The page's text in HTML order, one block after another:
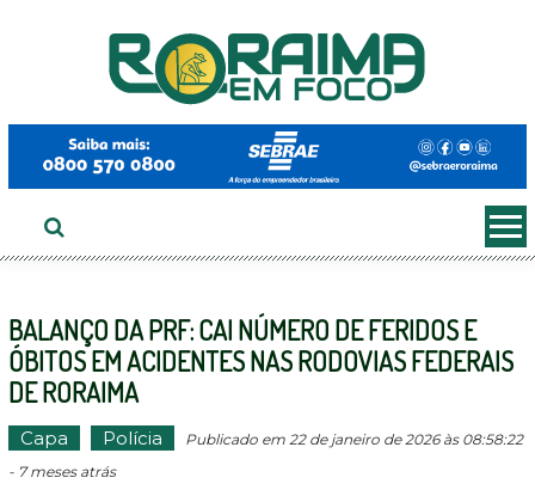
BALANÇO DA PRF: CAI NÚMERO DE FERIDOS E
ÓBITOS EM ACIDENTES NAS RODOVIAS FEDERAIS
DE RORAIMA
Capa Polícia
Publicado em 22 de janeiro de 2026 às 08:58:22
- 7 meses atrás